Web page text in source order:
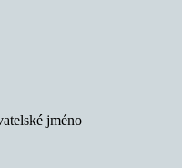
jméno